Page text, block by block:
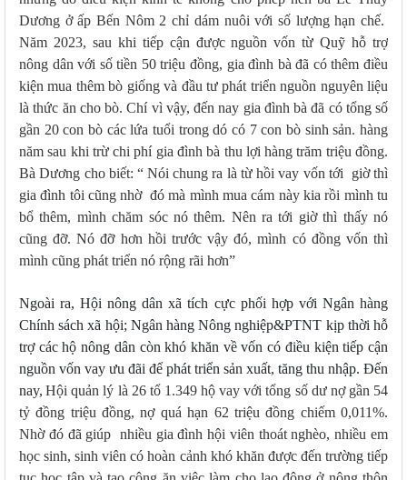
Dương ở ấp Bến Nôm 2 chỉ dám nuôi với số lượng hạn chế.
Năm 2023, sau khi tiếp cận được nguồn vốn từ Quỹ hỗ trợ
nông dân với số tiền 50 triệu đồng, gia đình bà đã có thêm điều
kiện mua thêm bò giống và đầu tư phát triển nguồn nguyên liệu
là thức ăn cho bò. Chí vì vậy, đến nay gia đình bà đã có tổng số
gần 20 con bò các lứa tuổi trong dó có 7 con bò sinh sản. hàng
năm sau khi trừ chi phí gia đình bà thu lợi hàng trăm triệu đồng.
Bà Dương cho biết: “ Nói chung ra là từ hồi vay vốn tới giờ thì
gia đình tôi cũng nhờ đó mà mình mua cám này kia rồi mình tu
bổ thêm, mình chăm sóc nó thêm. Nên ra tới giờ thì thấy nó
cũng đỡ. Nó đỡ hơn hồi trước vậy đó, mình có đồng vốn thì
mình cũng phát triển nó rộng rãi hơn”
Ngoài ra, Hội nông dân xã tích cực phối hợp với Ngân hàng
Chính sách xã hội; Ngân hàng Nông nghiệp&PTNT kịp thời hỗ
trợ các hộ nông dân còn khó khăn về vốn có điều kiện tiếp cận
nguồn vốn vay ưu đãi để phát triển sản xuất, tăng thu nhập. Đến
nay, Hội quản lý là 26 tổ 1.349 hộ vay với tổng số dư nợ gần 54
tỷ đồng triệu đồng, nợ quá hạn 62 triệu đồng chiếm 0,011%.
Nhờ đó đã giúp nhiều gia đình hội viên thoát nghèo, nhiều em
học sinh, sinh viên có hoàn cảnh khó khăn được đến trường tiếp